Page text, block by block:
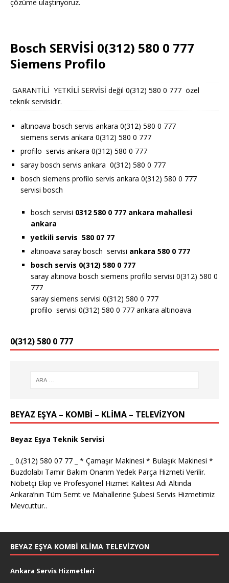
çözüme ulaştırıyoruz.
Bosch SERVİSİ 0(312) 580 0 777
Siemens Profilo
GARANTİLİ YETKİLİ SERVİSİ değil 0(312) 580 0 777 özel
teknik servisidir.
altınoava bosch servis ankara 0(312) 580 0 777
siemens servis ankara 0(312) 580 0 777
profilo servis ankara 0(312) 580 0 777
saray bosch servis ankara 0(312) 580 0 777
bosch siemens profilo servis ankara 0(312) 580 0 777
servisi bosch
bosch servisi 0312 580 0 777 ankara mahallesi
ankara
yetkili servis 580 07 77
altınoava saray bosch servisi ankara 580 0 777
bosch servis 0(312) 580 0 777
saray altınova bosch siemens profilo servisi 0(312) 580 0
777
saray siemens servisi 0(312) 580 0 777
profilo servisi 0(312) 580 0 777 ankara altınoava
0(312) 580 0 777
BEYAZ EŞYA – KOMBİ – KLİMA – TELEVİZYON
Beyaz Eşya Teknik Servisi
_ 0.(312) 580 07 77 _ * Çamaşır Makinesi * Bulaşık Makinesi *
Buzdolabı Tamir Bakım Onarım Yedek Parça Hizmeti Verilir.
Nöbetçi Ekip ve Profesyonel Hizmet Kalitesi Adı Altında
Ankara’nın Tüm Semt ve Mahallerine Şubesi Servis Hizmetimiz
Mevcuttur..
BEYAZ EŞYA KOMBI KLIMA TELEVIZYON
Ankara Servis Hizmetleri